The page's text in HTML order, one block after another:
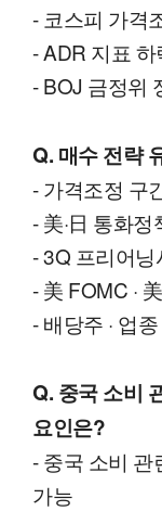
- 코스피 가격
- ADR 지표 하
- BOJ 금정위
Q. 매수 전략
- 가격조정 구
- 美·日 통화
- 3Q 프리어
- 美 FOMC ·
- 배당주 · 업
Q. 중국 소비
요인은?
- 중국 소비 관
가능